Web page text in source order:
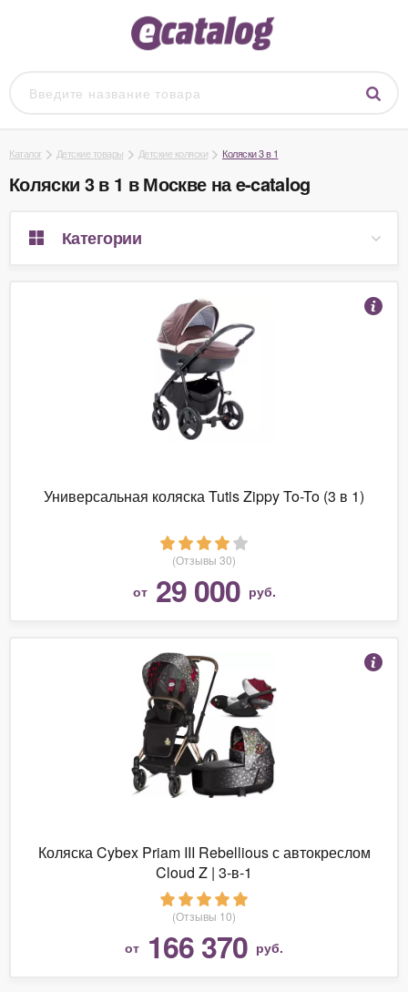
Каталог Детские товары Детские коляски Коляски 3 в 1
Коляски 3 в 1 в Москве на e-catalog
Категории
Универсальная коляска Tutis Zippy To-To (3 в 1)
(Отзывы 30)
от 29 000 руб.
Коляска Cybex Priam III Rebellious с автокреслом
Cloud Z | 3-в-1
(Отзывы 10)
от 166 370 руб.